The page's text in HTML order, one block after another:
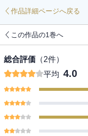
作品詳細ページへ戻る
この作品の1巻へ
総合評価 （2件）
平均 4.0